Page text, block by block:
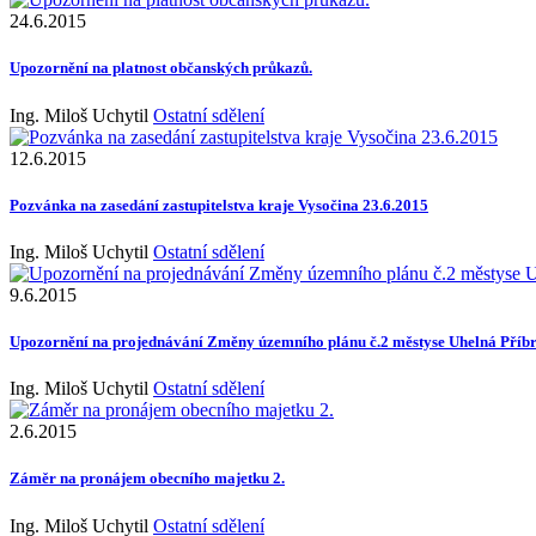
24.6.2015
Upozornění na platnost občanských průkazů.
Ing. Miloš Uchytil Ostatní sdělení
12.6.2015
Pozvánka na zasedání zastupitelstva kraje Vysočina 23.6.2015
Ing. Miloš Uchytil Ostatní sdělení
9.6.2015
Upozornění na projednávání Změny územního plánu č.2 městyse Uhelná
Ing. Miloš Uchytil Ostatní sdělení
2.6.2015
Záměr na pronájem obecního majetku 2.
Ing. Miloš Uchytil Ostatní sdělení